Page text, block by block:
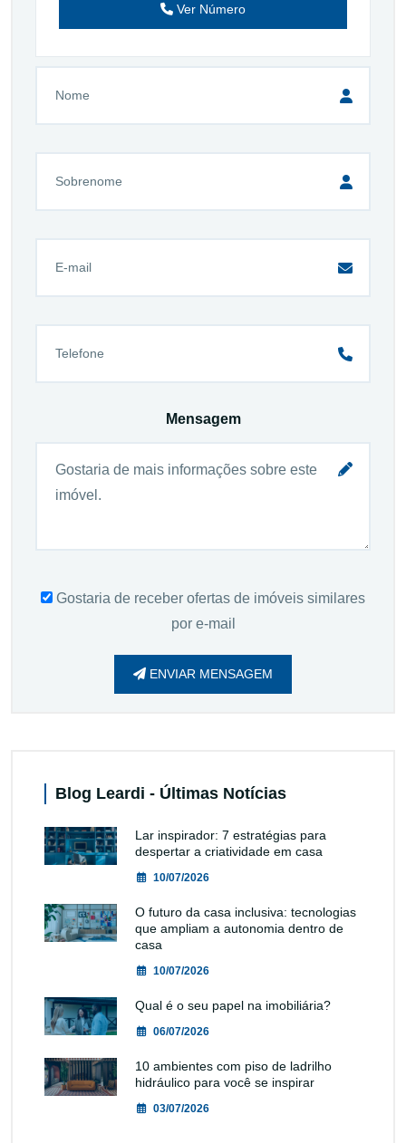
Ver Número
Mensagem
Gostaria de receber ofertas de imóveis similares
por e-mail
ENVIAR MENSAGEM
Blog Leardi - Últimas Notícias
Lar inspirador: 7 estratégias para
despertar a criatividade em casa
10/07/2026
O futuro da casa inclusiva: tecnologias
que ampliam a autonomia dentro de
casa
10/07/2026
Qual é o seu papel na imobiliária?
06/07/2026
10 ambientes com piso de ladrilho
hidráulico para você se inspirar
03/07/2026